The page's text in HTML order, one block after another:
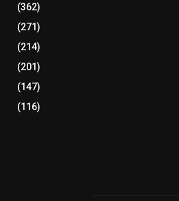
(362)
(271)
(214)
(201)
(147)
(116)